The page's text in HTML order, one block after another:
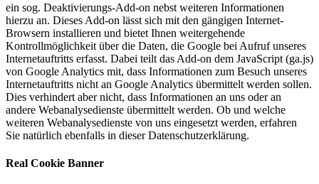
ein sog. Deaktivierungs-Add-on nebst weiteren Informationen
hierzu an. Dieses Add-on lässt sich mit den gängigen Internet-
Browsern installieren und bietet Ihnen weitergehende
Kontrollmöglichkeit über die Daten, die Google bei Aufruf unseres
Internetauftritts erfasst. Dabei teilt das Add-on dem JavaScript (ga.js)
von Google Analytics mit, dass Informationen zum Besuch unseres
Internetauftritts nicht an Google Analytics übermittelt werden sollen.
Dies verhindert aber nicht, dass Informationen an uns oder an
andere Webanalysedienste übermittelt werden. Ob und welche
weiteren Webanalysedienste von uns eingesetzt werden, erfahren
Sie natürlich ebenfalls in dieser Datenschutzerklärung.
Real Cookie Banner